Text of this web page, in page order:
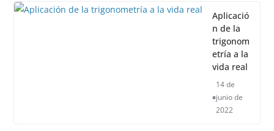
Aplicació
n de la
trigonom
etría a la
vida real
14 de
junio de
2022